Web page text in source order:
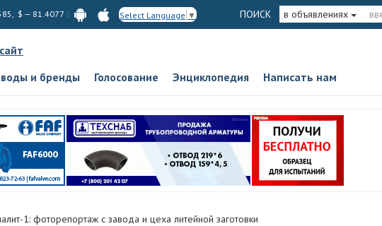
$ — 81.4077 Select Language ▼ ПОИСК в объявлениях
и бренды Голосование Энциклопедия Написать нам
1: фоторепортаж с завода и цеха литейной заготовки